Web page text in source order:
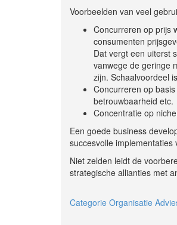
Voorbeelden van veel
Concurreren op prijs
consumenten
Dat vergt een uiterst
vanwege de geringe
zijn. Schaalvoordeel
Concurreren op
betrouwbaarheid etc.
Concentratie op
Een goede business
succesvolle
Niet zelden leidt de
strategische allianties met
Categorie Organisatie